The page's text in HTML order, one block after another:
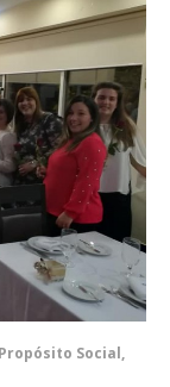
Social,